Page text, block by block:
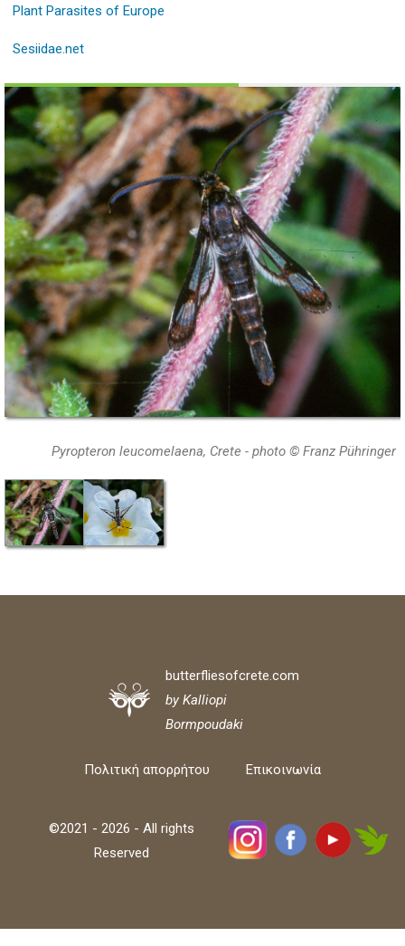
Plant Parasites of Europe
Sesiidae.net
Pyropteron leucomelaena, Crete - photo © Franz Pühringer
butterfliesofcrete.com
by Kalliopi
Bormpoudaki
Πολιτική απορρήτου Επικοινωνία
©2021 - 2026 - All rights
Reserved